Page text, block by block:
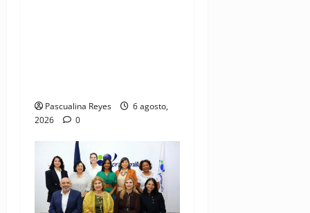
Pascualina Reyes
6 agosto,
2026
0